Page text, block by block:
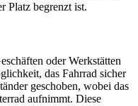
Platz begrenzt ist.
oder Werkstätten
das Fahrrad sicher
geschoben, wobei das
aufnimmt. Diese